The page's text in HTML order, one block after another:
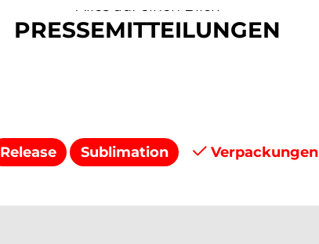
Alles auf einen Blick
PRESSEMITTEILUNGEN
Release Sublimation Verpackungen